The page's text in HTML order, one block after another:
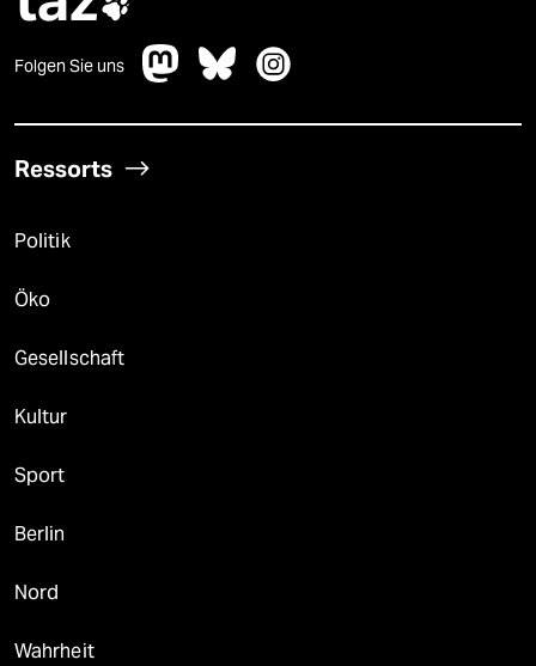
Folgen Sie uns
Ressorts
Politik
Öko
Gesellschaft
Kultur
Sport
Berlin
Nord
Wahrheit